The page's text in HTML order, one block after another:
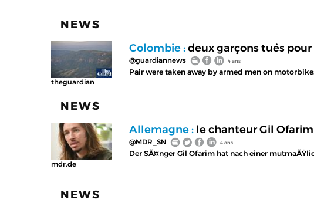
NEWS
theguardian
Colombie :deux garçons tués
@guardiannews 4 ans
Pair were taken away by armed men on
NEWS
mdr.de
Allemagne : le chanteur Gil
@MDR_SN 4 ans
Der SÃ¤nger Gil Ofarim hat nach einer
NEWS